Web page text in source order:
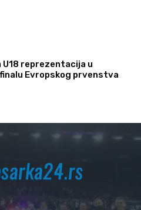
U18 reprezentacija u
Evropskog prvenstva